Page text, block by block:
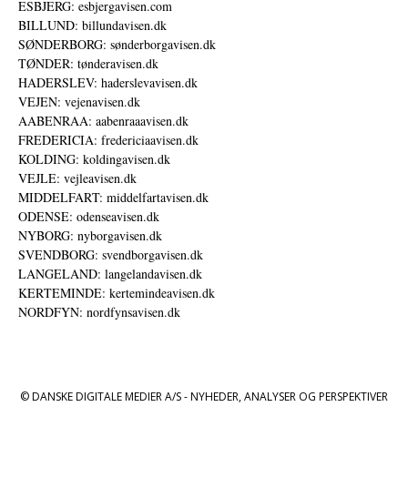
ESBJERG: esbjergavisen.com
BILLUND: billundavisen.dk
SØNDERBORG: sønderborgavisen.dk
TØNDER: tønderavisen.dk
HADERSLEV: haderslevavisen.dk
VEJEN: vejenavisen.dk
AABENRAA: aabenraaavisen.dk
FREDERICIA: fredericiaavisen.dk
KOLDING: koldingavisen.dk
VEJLE: vejleavisen.dk
MIDDELFART: middelfartavisen.dk
ODENSE: odenseavisen.dk
NYBORG: nyborgavisen.dk
SVENDBORG: svendborgavisen.dk
LANGELAND: langelandavisen.dk
KERTEMINDE: kertemindeavisen.dk
NORDFYN: nordfynsavisen.dk
© DANSKE DIGITALE MEDIER A/S - NYHEDER, ANALYSER OG PERSPEKTIVER